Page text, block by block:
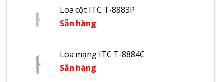
Loa cột ITC T-8883P
Sẵn hàng
Loa mạng ITC T-8884C
Sẵn hàng